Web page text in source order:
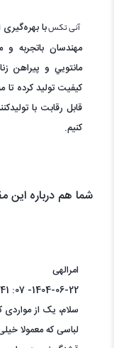
آنی تکسبا
مهندسان باتجربه و
مانتويي و پيراهن
کیفیت تولید کرده
قابل رقابت با
کنیم.
شما هم درباره این
امرالهی
1404-06-22- 07: 41
سلام، یک از
لباسی که معمولا